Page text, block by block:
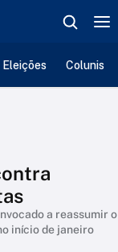
Eleições
a reassumir o
início de janeiro